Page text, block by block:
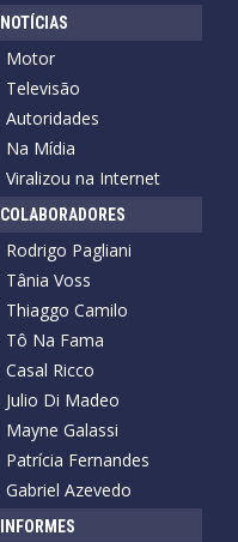
NOTÍCIAS
Motor
Televisão
Autoridades
Na Mídia
Viralizou na Internet
COLABORADORES
Rodrigo Pagliani
Tânia Voss
Thiaggo Camilo
Tô Na Fama
Casal Ricco
Julio Di Madeo
Mayne Galassi
Patrícia Fernandes
Gabriel Azevedo
INFORMES